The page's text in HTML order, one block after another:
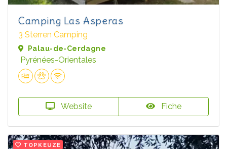
Camping Las Asperas
3 Sterren Camping
Palau-de-Cerdagne
Pyrénées-Orientales
Website Fiche
TOPKEUZE